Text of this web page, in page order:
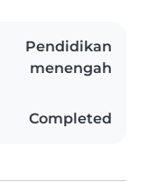
Pendidikan
menengah
Completed